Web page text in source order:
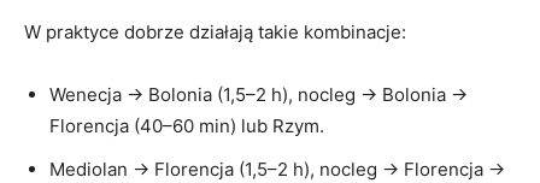
W praktyce dobrze działają takie kombinacje:
Wenecja → Bolonia (1,5–2 h), nocleg → Bolonia →
Florencja (40–60 min) lub Rzym.
Mediolan → Florencja (1,5–2 h), nocleg → Florencja →